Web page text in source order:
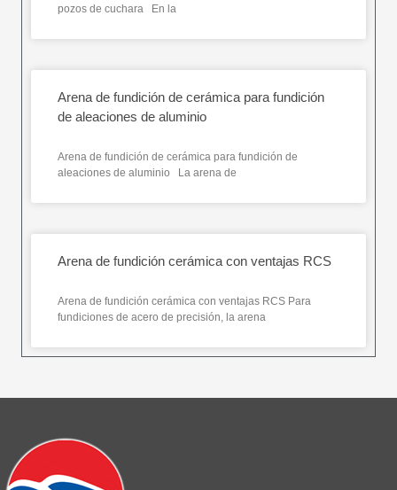
pozos de cuchara En la
Arena de fundición de cerámica para fundición
de aleaciones de aluminio
Arena de fundición de cerámica para fundición de
aleaciones de aluminio La arena de
Arena de fundición cerámica con ventajas RCS
Arena de fundición cerámica con ventajas RCS Para
fundiciones de acero de precisión, la arena